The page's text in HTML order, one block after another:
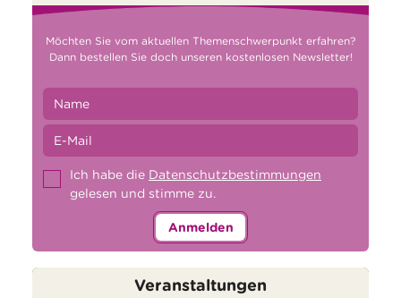
Möchten Sie vom aktuellen Themenschwerpunkt erfahren?
Dann bestellen Sie doch unseren kostenlosen Newsletter!
Ich habe die Datenschutzbestimmungen
gelesen und stimme zu.
Anmelden
Veranstaltungen